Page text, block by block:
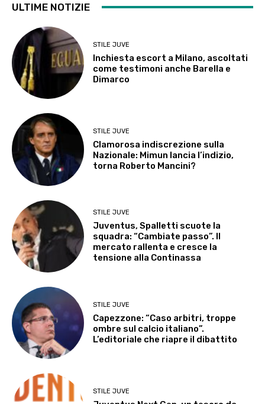
ULTIME NOTIZIE
STILE JUVE
Inchiesta escort a Milano, ascoltati
come testimoni anche Barella e
Dimarco
STILE JUVE
Clamorosa indiscrezione sulla
Nazionale: Mimun lancia l’indizio,
torna Roberto Mancini?
STILE JUVE
Juventus, Spalletti scuote la
squadra: “Cambiate passo”. Il
mercato rallenta e cresce la
tensione alla Continassa
STILE JUVE
Capezzone: “Caso arbitri, troppe
ombre sul calcio italiano”.
L’editoriale che riapre il dibattito
STILE JUVE